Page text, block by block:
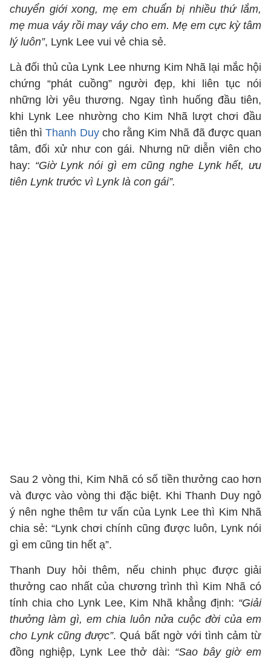
chuyển giới xong, mẹ em chuẩn bị nhiều thứ lắm,
mẹ mua váy rồi may váy cho em. Mẹ em cực kỳ tâm
lý luôn”, Lynk Lee vui vẻ chia sẻ.
Là đối thủ của Lynk Lee nhưng Kim Nhã lại mắc hội
chứng “phát cuồng” người đẹp, khi liên tục nói
những lời yêu thương. Ngay tình huống đầu tiên,
khi Lynk Lee nhường cho Kim Nhã lượt chơi đầu
tiên thìThanh Duycho rằng Kim Nhã đã được quan
tâm, đối xử như con gái. Nhưng nữ diễn viên cho
hay: “Giờ Lynk nói gì em cũng nghe Lynk hết, ưu
tiên Lynk trước vì Lynk là con gái”.
Sau 2 vòng thi, Kim Nhã có số tiền thưởng cao hơn
và được vào vòng thi đặc biệt. Khi Thanh Duy ngỏ
ý nên nghe thêm tư vấn của Lynk Lee thì Kim Nhã
chia sẻ: “Lynk chơi chính cũng được luôn, Lynk nói
gì em cũng tin hết ạ”.
Thanh Duy hỏi thêm, nếu chinh phục được giải
thưởng cao nhất của chương trình thì Kim Nhã có
tính chia cho Lynk Lee, Kim Nhã khẳng định: “Giải
thưởng làm gì, em chia luôn nửa cuộc đời của em
cho Lynk cũng được”. Quá bất ngờ với tình cảm từ
đồng nghiệp, Lynk Lee thở dài: “Sao bây giờ em